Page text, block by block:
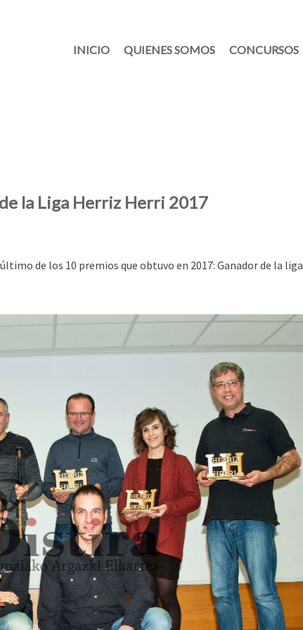
INICIO QUIENES SOMOS CONCURSOS
la Liga Herriz Herri 2017
de los 10 premios que obtuvo en 2017: Ganador de la liga